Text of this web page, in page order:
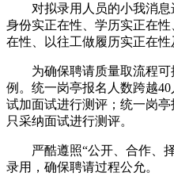
对拟录用人员的小我消息
身份实正在性、学历实正在
在性、以往工做履历实正在性
为确保聘请质量取流程可
例。统一岗亭报名人数跨越
试加面试进行测评；统一岗亭
只采纳面试进行测评。
严酷遵照“公开、合作、择
录用，确保聘请过程公允。